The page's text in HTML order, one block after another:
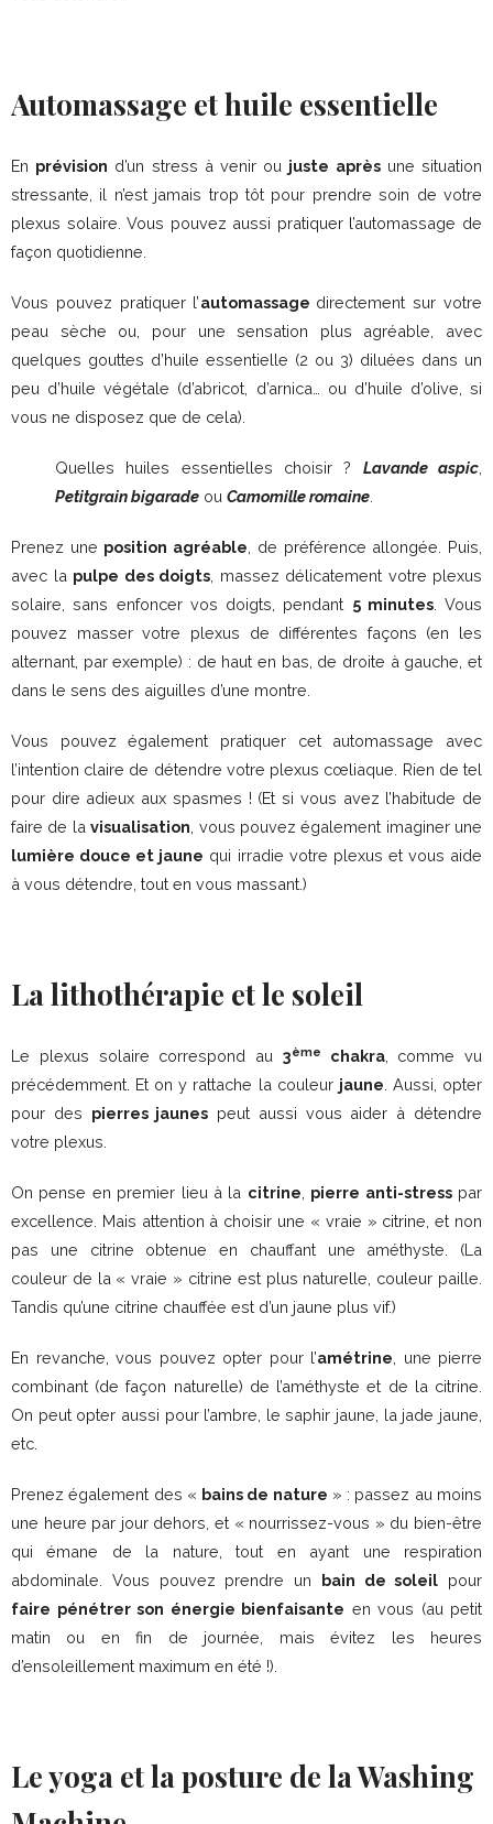
Automassage et huile essentielle
En prévision d’un stress à venir ou juste aprèsune situation
stressante, il n’est jamais trop tôt pour prendre soin de votre
plexus solaire. Vous pouvez aussi pratiquer l’automassage de
façon quotidienne.
Vous pouvez pratiquer l’automassage directement sur votre
peau sèche ou, pour une sensation plus agréable, avec
quelques gouttes d’huile essentielle (2 ou 3) diluées dans un
peu d’huile végétale (d’abricot, d’arnica… ou d’huile d’olive, si
vous ne disposez que de cela).
Quelles huiles essentielles choisir ? Lavande aspic,
Petitgrain bigarade ou Camomille romaine.
Prenez une position agréable, de préférence allongée. Puis,
avec la pulpe des doigts, massez délicatement votre plexus
solaire, sans enfoncer vos doigts, pendant 5 minutes. Vous
pouvez masser votre plexus de différentes façons (en les
alternant, par exemple) : de haut en bas, de droite à gauche, et
dans le sens des aiguilles d’une montre.
Vous pouvez également pratiquer cet automassage avec
l’intention claire de détendre votre plexus cœliaque. Rien de tel
pour dire adieux aux spasmes ! (Et si vous avez l’habitude de
faire de lavisualisation, vous pouvez également imaginer une
lumière douce et jaune qui irradie votre plexus et vous aide
à vous détendre, tout en vous massant.)
La lithothérapie et le soleil
Le plexus solaire correspond au 3ème chakra, comme vu
précédemment. Et on y rattache la couleur jaune. Aussi, opter
pour des pierres jaunes peut aussi vous aider à détendre
votre plexus.
On pense en premier lieu à la citrine, pierre anti-stresspar
excellence. Mais attention à choisir une « vraie » citrine, et non
pas une citrine obtenue en chauffant une améthyste. (La
couleur de la « vraie » citrine est plus naturelle, couleur paille.
Tandis qu’une citrine chauffée est d’un jaune plus vif.)
En revanche, vous pouvez opter pour l’amétrine, une pierre
combinant (de façon naturelle) de l’améthyste et de la citrine.
On peut opter aussi pour l’ambre, le saphir jaune, la jade jaune,
etc.
Prenez également des « bains de nature » : passez au moins
une heure par jour dehors, et « nourrissez-vous » du bien-être
qui émane de la nature, tout en ayant une respiration
abdominale. Vous pouvez prendre un
bain de soleil pour
faire pénétrer son énergie bienfaisante en vous (au petit
matin ou en fin de journée, mais évitez les heures
d’ensoleillement maximum en été !).
Le yoga et la posture de la Washing